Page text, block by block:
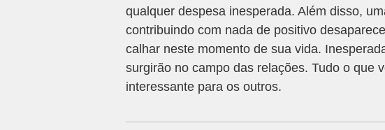
qualquer despesa inesperada. Além disso,
contribuindo com nada de positivo
calhar neste momento de sua vida.
surgirão no campo das relações. Tudo o que
interessante para os outros.